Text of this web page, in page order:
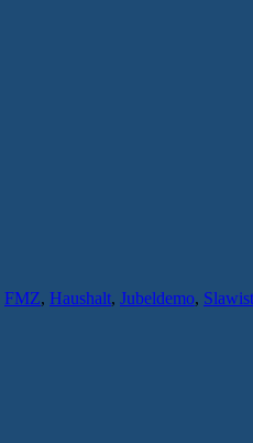
FMZ, Haushalt, Jubeldemo,